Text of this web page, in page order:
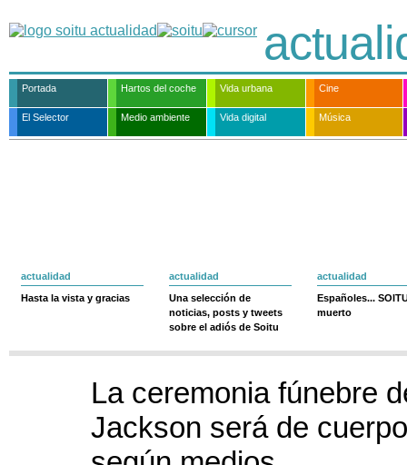
Portada Hartos del coche Vida urbana Cine
El Selector Medio ambiente Vida digital Música
actualidad
Hasta la vista y gracias
actualidad
Una selección de
noticias, posts y tweets
sobre el adiós de Soitu
actualidad
Españoles...
muerto
La ceremonia fúnebre
Jackson será de